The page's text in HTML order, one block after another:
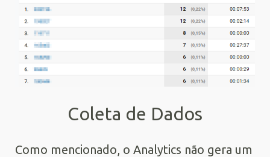
Coleta de Dados
Como mencionado, o Analytics não gera um